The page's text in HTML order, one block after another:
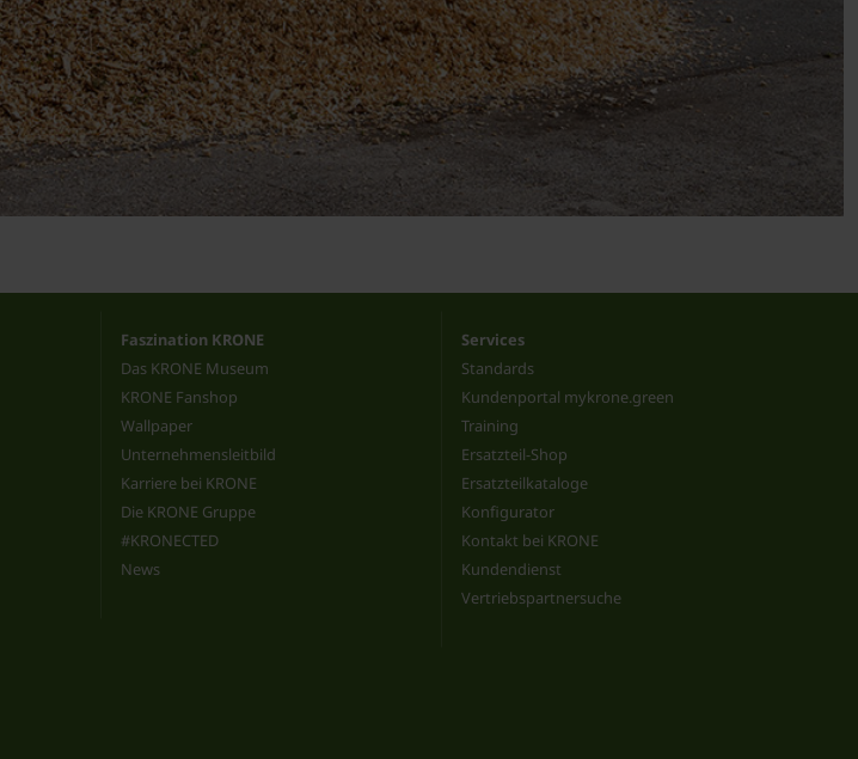
Faszination KRONE
Das KRONE Museum
KRONE Fanshop
Wallpaper
Unternehmensleitbild
Karriere bei KRONE
Die KRONE Gruppe
#KRONECTED
News
Services
Standards
Kundenportal mykrone.green
Training
Ersatzteil-Shop
Ersatzteilkataloge
Konfigurator
Kontakt bei KRONE
Kundendienst
Vertriebspartnersuche